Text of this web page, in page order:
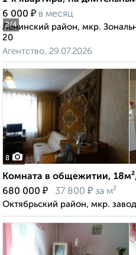
2/4
6 000 ₽ в месяц
Ленинский район, мкр.
20
Агентство, 29.07.2026
8
Комната в общежитии,
680 000 ₽ 37 800 ₽ за м²
Октябрьский район, мкр.